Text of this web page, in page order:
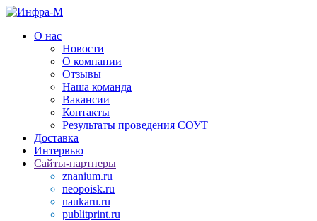
О нас
Новости
О компании
Отзывы
Наша команда
Вакансии
Контакты
Результаты проведения СОУТ
Доставка
Интервью
Сайты-партнеры
znanium.ru
neopoisk.ru
naukaru.ru
publitprint.ru